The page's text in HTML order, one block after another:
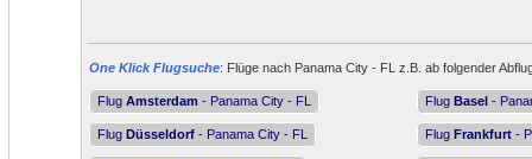
One Klick Flugsuche: Flüge nach Panama City - FL z.B. ab folgender
Flug Amsterdam - Panama City - FL Flug Basel -
Flug Düsseldorf - Panama City - FL Flug Frankfurt -